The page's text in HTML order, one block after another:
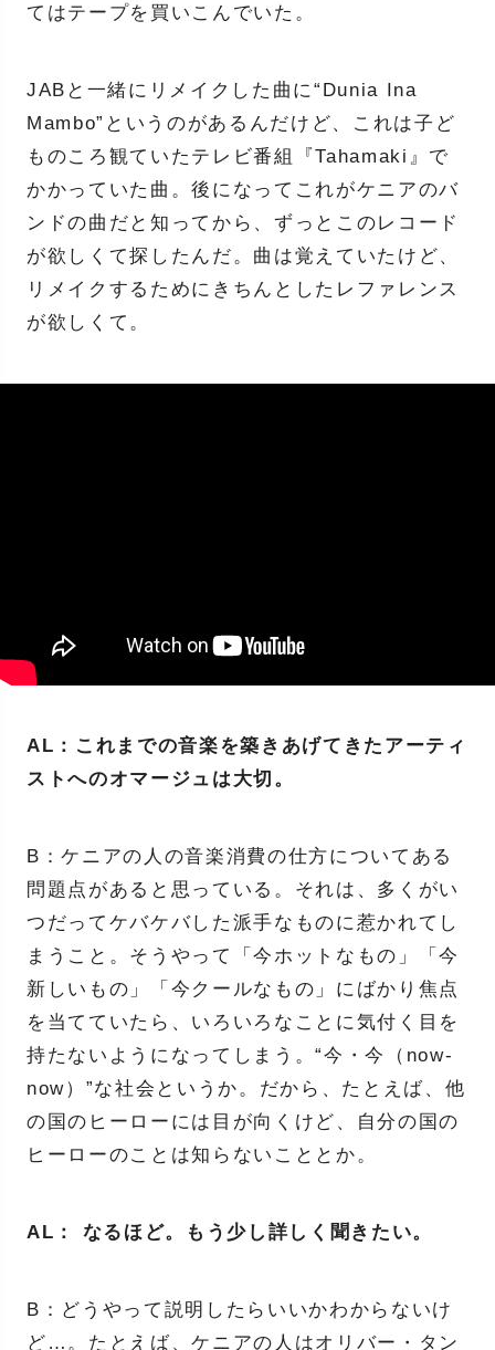
てはテープを買いこんでいた。
JABと一緒にリメイクした曲に“Dunia Ina
Mambo”というのがあるんだけど、これは子ど
ものころ観ていたテレビ番組『Tahamaki』で
かかっていた曲。後になってこれがケニアのバ
ンドの曲だと知ってから、ずっとこのレコード
が欲しくて探したんだ。曲は覚えていたけど、
リメイクするためにきちんとしたレファレンス
が欲しくて。
AL：これまでの音楽を築きあげてきたアーティ
ストへのオマージュは大切。
B：ケニアの人の音楽消費の仕方についてある
問題点があると思っている。それは、多くがい
つだってケバケバした派手なものに惹かれてし
まうこと。そうやって「今ホットなもの」「今
新しいもの」「今クールなもの」にばかり焦点
を当てていたら、いろいろなことに気付く目を
持たないようになってしまう。“今・今（now-
now）”な社会というか。だから、たとえば、他
の国のヒーローには目が向くけど、自分の国の
ヒーローのことは知らないこととか。
AL： なるほど。もう少し詳しく聞きたい。
B：どうやって説明したらいいかわからないけ
ど…。たとえば、ケニアの人はオリバー・タン